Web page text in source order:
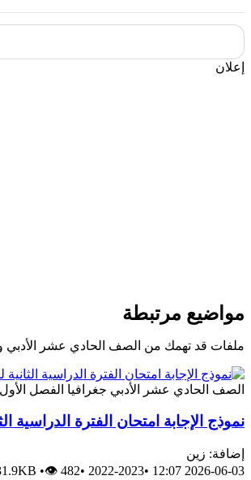
إعلان
مواضيع مرتبطة
ملفات قد تهمك من الصف الحادي عشر الأدبي
الصف الحادي عشر الأدبي جغرافيا الفصل الأول
نموذج الإجابة امتحان الفترة الدراسية
إضافة: زين
2026-06-03 12:07
•
2022-2023
•
•👁 482